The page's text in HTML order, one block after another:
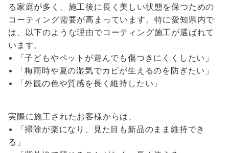
る家庭が多く、施工後に長く美しい状態を保つための
コーティング需要が高まっています。特に愛知県内で
は、以下のような理由でコーティング施工が選ばれて
います。
• 「子どもやペットが遊んでも傷つきにくくしたい」
• 「梅雨時や夏の湿気でカビが生えるのを防ぎたい」
• 「外観の色や質感を長く維持したい」
実際に施工されたお客様からは、
• 「掃除が楽になり、見た目も新品のまま維持でき
る」